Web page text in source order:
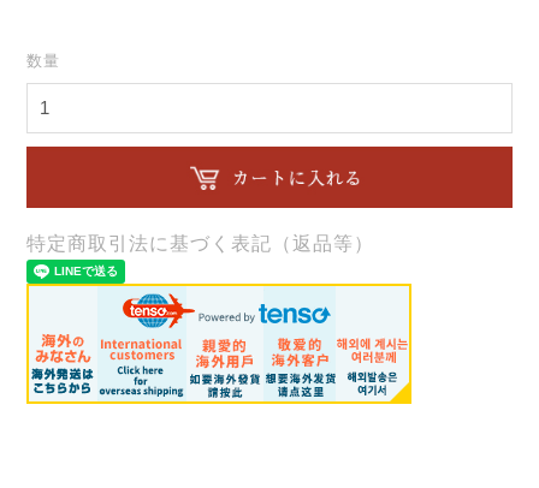
数量
特定商取引法に基づく表記（返品等）